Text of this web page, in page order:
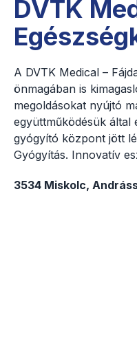
DVTK
A DVTK Medical –
önmagában is
megoldásokat nyújtó
együttműködésük által
gyógyító központ jött
Gyógyítás. Innovatív
3534 Miskolc,